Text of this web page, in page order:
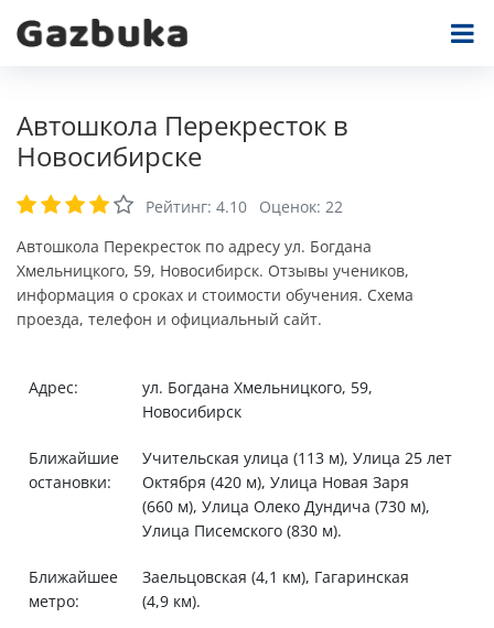
Автошкола Перекресток в
Новосибирске
Рейтинг: 4.10 Оценок: 22
Автошкола Перекресток по адресу ул. Богдана
Хмельницкого, 59, Новосибирск. Отзывы учеников,
информация о сроках и стоимости обучения. Схема
проезда, телефон и официальный сайт.
Адрес:
ул. Богдана Хмельницкого, 59,
Новосибирск
Ближайшие
остановки:
Учительская улица (113 м), Улица 25 лет
Октября (420 м), Улица Новая Заря
(660 м), Улица Олеко Дундича (730 м),
Улица Писемского (830 м).
Ближайшее
метро:
Заельцовская (4,1 км), Гагаринская
(4,9 км).